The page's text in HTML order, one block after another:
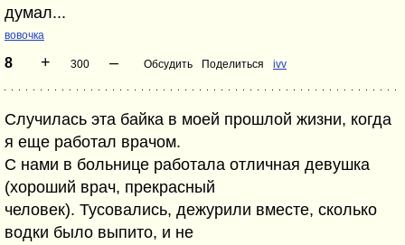
думал...
вовочка
8 + 300 – Обсудить Поделиться ivv
Случилась эта байка в моей прошлой жизни, когда
я еще работал врачом.
С нами в больнице работала отличная девушка
(хороший врач, прекрасный
человек). Тусовались, дежурили вместе, сколько
водки было выпито, и не